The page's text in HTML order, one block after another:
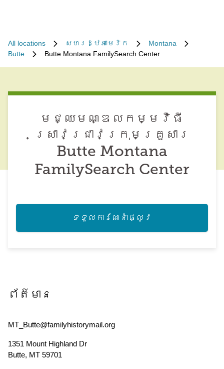
All locations សហរដ្ឋអាមេរិក
Montana
Butte
Butte Montana FamilySearch Center
មជ្ឈមណ្ឌល​កម្មវិធី​
ស្រាវជ្រាវ​ក្រុមគ្រួសារ
Butte Montana
FamilySearch Center
ទទួល​ការណែនាំ​ផ្លូវ
ព័ត៌មាន
MT_Butte@familyhistorymail.org
1351 Mount Highland Dr
Butte, MT 59701